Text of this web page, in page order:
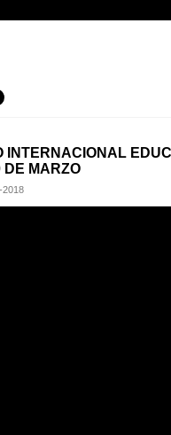
INTERNACIONAL
DE MARZO
2018